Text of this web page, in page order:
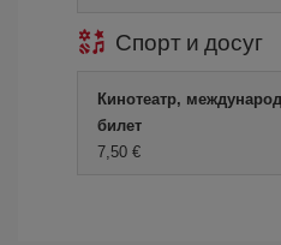
Спорт и досуг
Кинотеатр,
билет
7,50 €